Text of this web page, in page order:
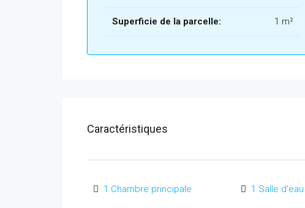
Superficie de la parcelle: 1 m²
Caractéristiques
1 Chambre principale 1 Salle d'eau